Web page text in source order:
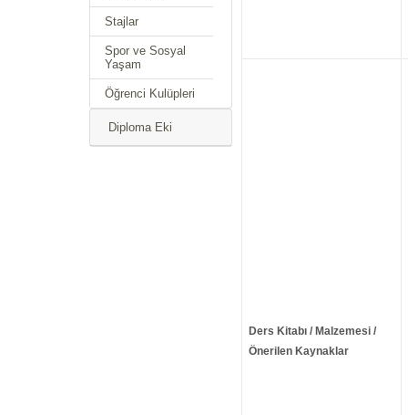
Stajlar
Spor ve Sosyal
Yaşam
Öğrenci Kulüpleri
Diploma Eki
Ders Kitabı / Malzemesi /
Önerilen Kaynaklar